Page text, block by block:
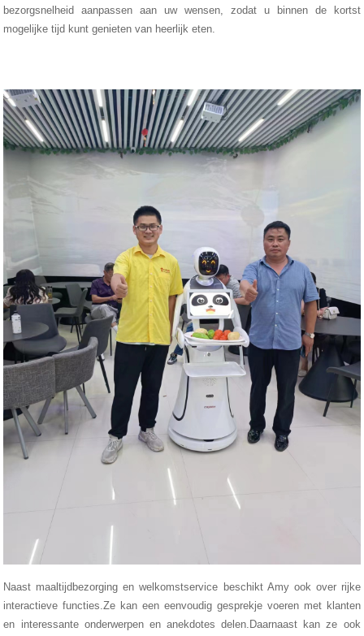
bezorgsnelheid aanpassen aan uw wensen, zodat u binnen de kortst
mogelijke tijd kunt genieten van heerlijk eten.
Naast maaltijdbezorging en welkomstservice beschikt Amy ook over rijke
interactieve functies.Ze kan een eenvoudig gesprekje voeren met klanten
en interessante onderwerpen en anekdotes delen.Daarnaast kan ze ook